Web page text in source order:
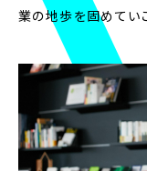
い
始
業の地歩を固めてい